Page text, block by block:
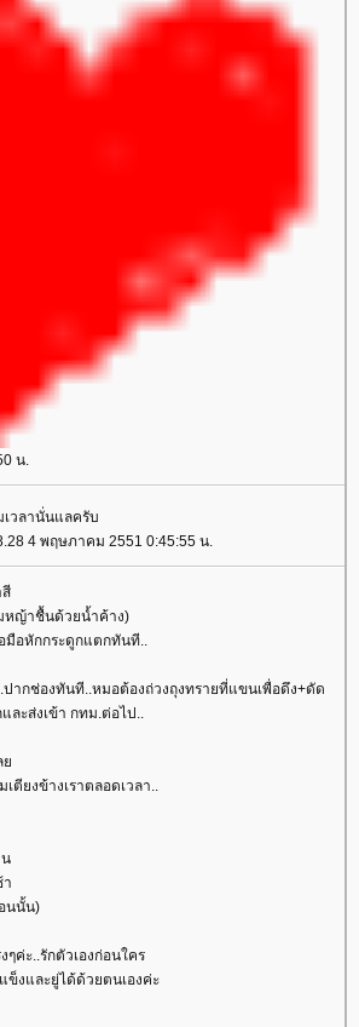
น.
เวลานั่นแลครับ
4 พฤษภาคม 2551 0:45:55 น.
สี
หญ้าชื้นด้วยน้ำค้าง)
อหักกระดูกแตกทันที..
ากช่องทันที..หมอต้องถ่วงถุงทรายที่แขนเพื่อดึง+ดัด
ละส่งเข้า กทม.ต่อไป..
ตียงข้างเราตลอดเวลา..
า
นนั้น)
ๆค่ะ..รักตัวเองก่อนใคร
ข็งและยู่ได้ด้วยตนเองค่ะ